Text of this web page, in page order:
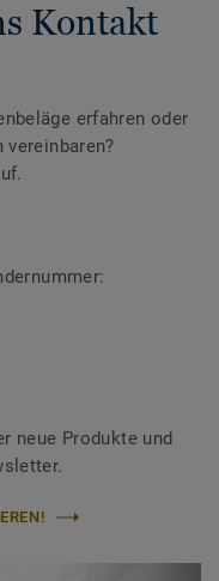
Kontakt
erfahren oder
neue Produkte und